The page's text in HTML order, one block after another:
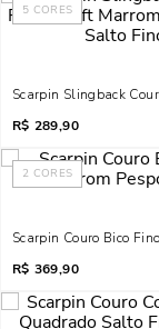
5 CORES
Scarpin Slingback
R$ 289,90
2 CORES
Scarpin Couro Bico
R$ 369,90